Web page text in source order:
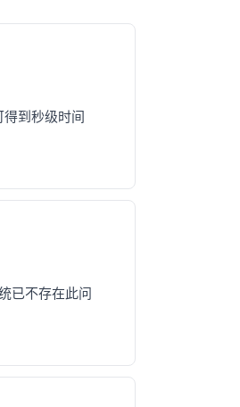
到秒级时间
已不存在此问